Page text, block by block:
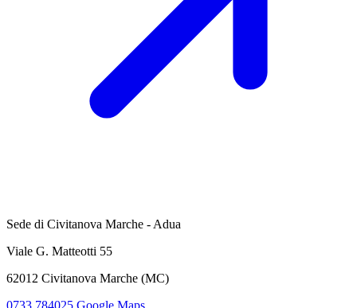
Sede di Civitanova Marche - Adua
Viale G. Matteotti 55
62012 Civitanova Marche (MC)
0733 784025 Google Maps